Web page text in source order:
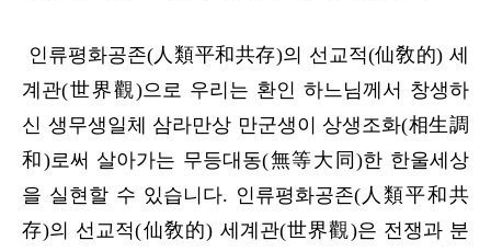
인류평화공존(人類平和共存)의 선교적(仙敎的) 세
계관(世界觀)으로 우리는 환인 하느님께서 창생하
신 생무생일체 삼라만상 만군생이 상생조화(相生調
和)로써 살아가는 무등대동(無等大同)한 한울세상
을 실현할 수 있습니다. 인류평화공존(人類平和共
存)의 선교적(仙敎的) 세계관(世界觀)은 전쟁과 분